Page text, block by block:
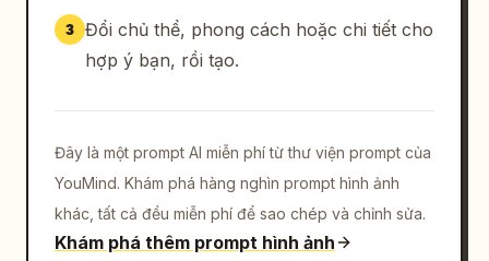
3 Đổi chủ thể, phong cách hoặc chi tiết cho
hợp ý bạn, rồi tạo.
Đây là một prompt AI miễn phí từ thư viện prompt của
YouMind. Khám phá hàng nghìn prompt hình ảnh
khác, tất cả đều miễn phí để sao chép và chỉnh sửa.
Khám phá thêm prompt hình ảnh